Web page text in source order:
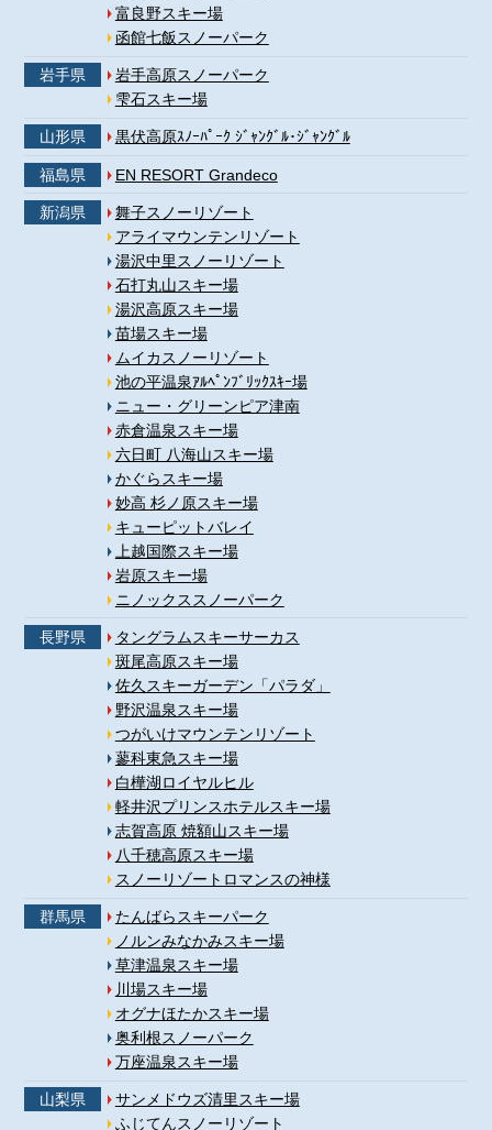
富良野スキー場
函館七飯スノーパーク
岩手県
岩手高原スノーパーク
雫石スキー場
山形県 黒伏高原ｽﾉｰﾊﾟｰｸ ｼﾞｬﾝｸﾞﾙ･ｼﾞｬﾝｸﾞﾙ
福島県 EN RESORT Grandeco
新潟県
舞子スノーリゾート
アライマウンテンリゾート
湯沢中里スノーリゾート
石打丸山スキー場
湯沢高原スキー場
苗場スキー場
ムイカスノーリゾート
池の平温泉ｱﾙﾍﾟﾝﾌﾞﾘｯｸｽｷｰ場
ニュー・グリーンピア津南
赤倉温泉スキー場
六日町 八海山スキー場
かぐらスキー場
妙高 杉ノ原スキー場
キューピットバレイ
上越国際スキー場
岩原スキー場
ニノックススノーパーク
長野県
タングラムスキーサーカス
斑尾高原スキー場
佐久スキーガーデン「パラダ」
野沢温泉スキー場
つがいけマウンテンリゾート
蓼科東急スキー場
白樺湖ロイヤルヒル
軽井沢プリンスホテルスキー場
志賀高原 焼額山スキー場
八千穂高原スキー場
スノーリゾートロマンスの神様
群馬県
たんばらスキーパーク
ノルンみなかみスキー場
草津温泉スキー場
川場スキー場
オグナほたかスキー場
奥利根スノーパーク
万座温泉スキー場
山梨県
サンメドウズ清里スキー場
ふじてんスノーリゾート